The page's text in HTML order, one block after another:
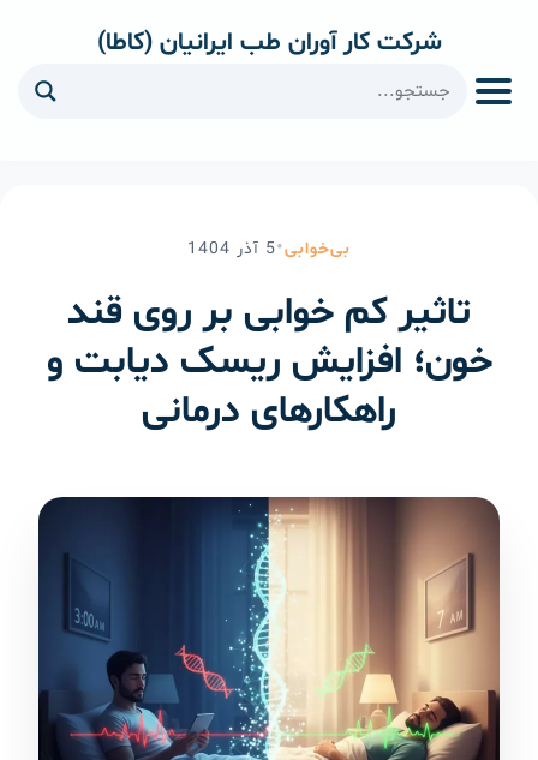
شرکت کار آوران طب ایرانیان (کاطا)
بی‌خوابی•
5 آذر 1404
تاثیر کم خوابی بر روی قند
خون؛ افزایش ریسک دیابت و
راهکارهای درمانی